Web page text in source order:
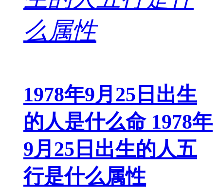
1978年9月25日出生
的人是什么命 1978年
9月25日出生的人五
行是什么属性